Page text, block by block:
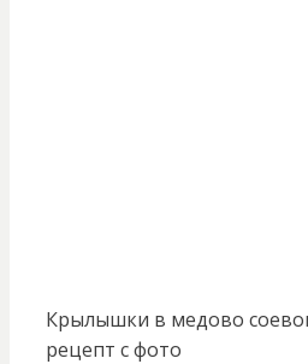
Крылышки в медово
рецепт с фото